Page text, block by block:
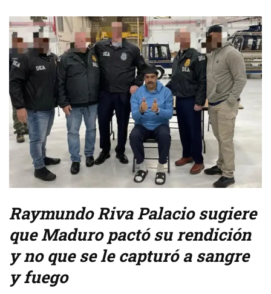
Raymundo Riva Palacio sugiere
que Maduro pactó su rendición
y no que se le capturó a sangre
y fuego